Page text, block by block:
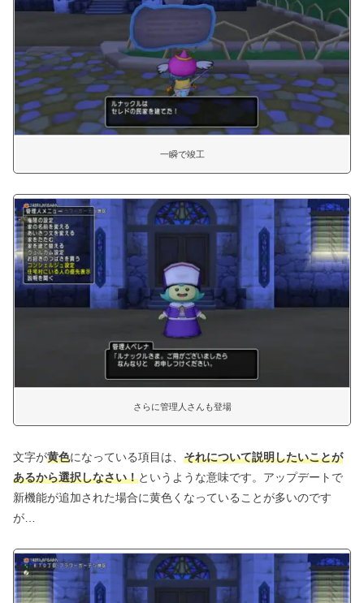
一瞬で竣工
さらに管理人さんも登場
文字が黄色になっている項目は、 それについて説明したいことが
あるから選択しなさい！というような意味です。アップデートで
新機能が追加された場合に黄色くなっていることが多いのです
が…